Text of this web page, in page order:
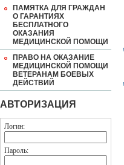
ПАМЯТКА ДЛЯ ГРАЖДАН
О ГАРАНТИЯХ
БЕСПЛАТНОГО
ОКАЗАНИЯ
МЕДИЦИНСКОЙ ПОМОЩИ
ПРАВО НА ОКАЗАНИЕ
МЕДИЦИНСКОЙ ПОМОЩИ
ВЕТЕРАНАМ БОЕВЫХ
ДЕЙСТВИЙ
АВТОРИЗАЦИЯ
Логин:
Пароль: